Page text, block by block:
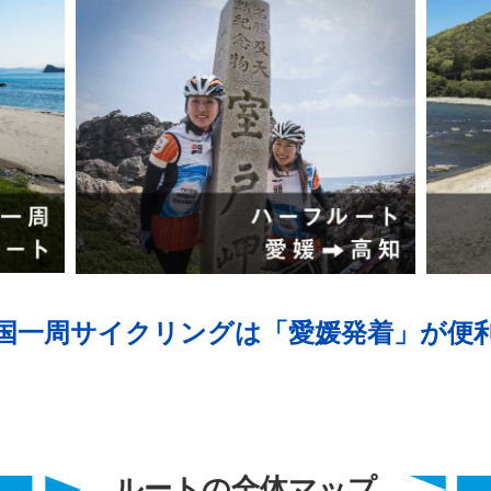
一周サイクリングは「愛媛発着」が便